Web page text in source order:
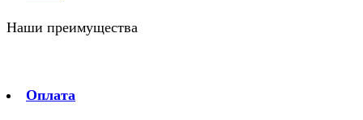
Наши преимущества
Оплата